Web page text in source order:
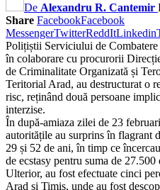
De Alexandru R. Cantemir
Share FacebookFacebook
MessengerTwitterReddItLinkedin
Polițiștii Serviciului de
în colaborare cu procurorii
de Criminalitate Organizată și
Teritorial Arad, au destructurat o
risc, reținând două persoane
interzise.
În după-amiaza zilei de 23
autoritățile au surprins în flagrant
29 și 52 de ani, în timp ce
de ecstasy pentru suma de 27.500
Ulterior, au fost efectuate cinci
Arad și Timiș, unde au fost